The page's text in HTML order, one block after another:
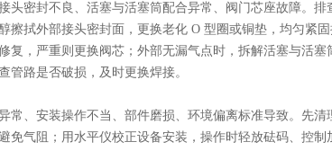
头密封不良、活塞与活塞筒配合异常、阀门芯座故障。排
擦拭外部接头密封面，更换老化 O 型圈或铜垫，均匀紧
复，严重则更换阀芯；外部无漏气点时，拆解活塞与活
管路是否破损，及时更换焊接。
常、安装操作不当、部件磨损、环境偏离标准导致。先
免气阻；用水平仪校正设备安装，操作时轻放砝码、控